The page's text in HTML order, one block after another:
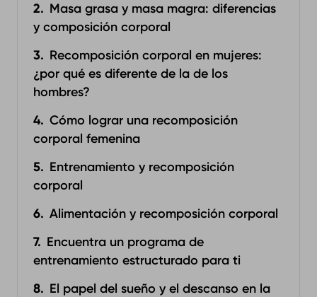
Masa grasa y masa magra: diferencias
y composición corporal
Recomposición corporal en mujeres:
¿por qué es diferente de la de los
hombres?
Cómo lograr una recomposición
corporal femenina
Entrenamiento y recomposición
corporal
Alimentación y recomposición corporal
‍Encuentra un programa de
entrenamiento estructurado para ti
El papel del sueño y el descanso en la